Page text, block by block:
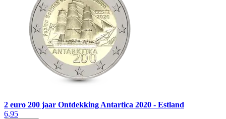
2 euro 200 jaar Ontdekking Antartica 2020 - Estland
6,95